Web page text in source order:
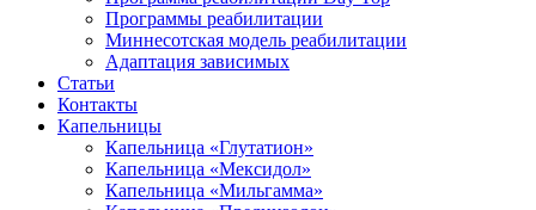
Программы реабилитации
Миннесотская модель реабилитации
Адаптация зависимых
Статьи
Контакты
Капельницы
Капельница «Глутатион»
Капельница «Мексидол»
Капельница «Мильгамма»